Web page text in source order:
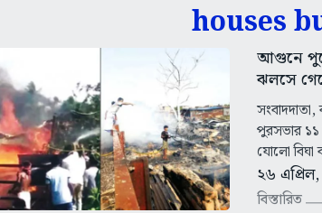
houses
আগুনে
ঝলসে
পুরসভার ১১
যোলো
২৬
বিস্তারিত